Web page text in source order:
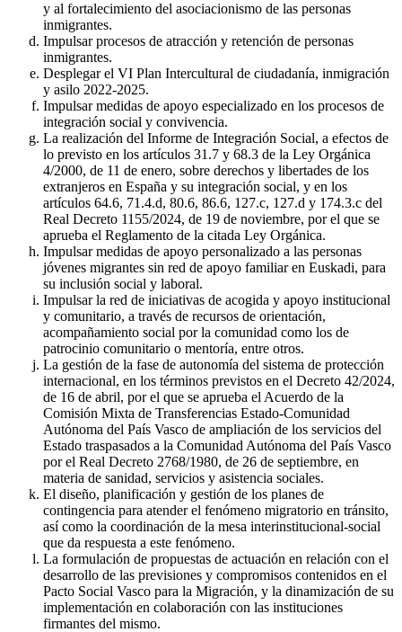
y al fortalecimiento del asociacionismo de las personas
inmigrantes.
Impulsar procesos de atracción y retención de personas
inmigrantes.
Desplegar el VI Plan Intercultural de ciudadanía, inmigración
y asilo 2022-2025.
Impulsar medidas de apoyo especializado en los procesos de
integración social y convivencia.
La realización del Informe de Integración Social, a efectos de
lo previsto en los artículos 31.7 y 68.3 de la Ley Orgánica
4/2000, de 11 de enero, sobre derechos y libertades de los
extranjeros en España y su integración social, y en los
artículos 64.6, 71.4.d, 80.6, 86.6, 127.c, 127.d y 174.3.c del
Real Decreto 1155/2024, de 19 de noviembre, por el que se
aprueba el Reglamento de la citada Ley Orgánica.
Impulsar medidas de apoyo personalizado a las personas
jóvenes migrantes sin red de apoyo familiar en Euskadi, para
su inclusión social y laboral.
Impulsar la red de iniciativas de acogida y apoyo institucional
y comunitario, a través de recursos de orientación,
acompañamiento social por la comunidad como los de
patrocinio comunitario o mentoría, entre otros.
La gestión de la fase de autonomía del sistema de protección
internacional, en los términos previstos en el Decreto 42/2024,
de 16 de abril, por el que se aprueba el Acuerdo de la
Comisión Mixta de Transferencias Estado-Comunidad
Autónoma del País Vasco de ampliación de los servicios del
Estado traspasados a la Comunidad Autónoma del País Vasco
por el Real Decreto 2768/1980, de 26 de septiembre, en
materia de sanidad, servicios y asistencia sociales.
El diseño, planificación y gestión de los planes de
contingencia para atender el fenómeno migratorio en tránsito,
así como la coordinación de la mesa interinstitucional-social
que da respuesta a este fenómeno.
La formulación de propuestas de actuación en relación con el
desarrollo de las previsiones y compromisos contenidos en el
Pacto Social Vasco para la Migración, y la dinamización de su
implementación en colaboración con las instituciones
firmantes del mismo.